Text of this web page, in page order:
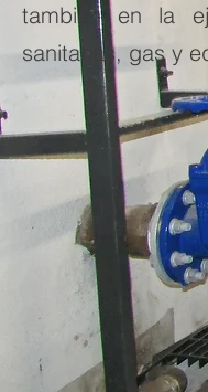
también en la
sanitarias, gas y